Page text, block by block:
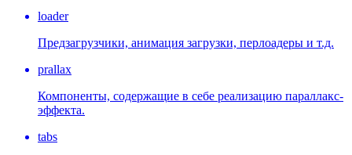
loader
Предзагрузчики, анимация загрузки, перлоадеры и т.д.
prallax
Компоненты, содержащие в себе реализацию параллакс-
эффекта.
tabs